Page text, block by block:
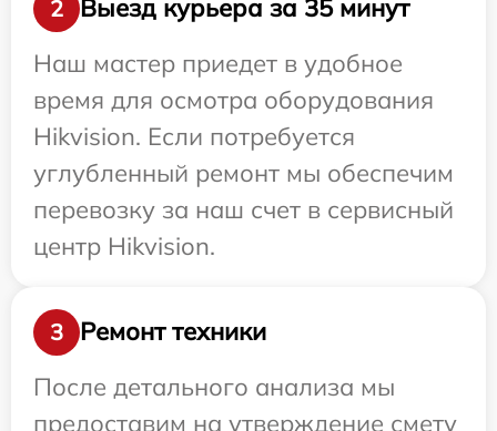
2
Выезд курьера за 35 минут
Наш мастер приедет в удобное
время для осмотра оборудования
Hikvision. Если потребуется
углубленный ремонт мы обеспечим
перевозку за наш счет в сервисный
центр Hikvision.
3
Ремонт техники
После детального анализа мы
предоставим на утверждение смету